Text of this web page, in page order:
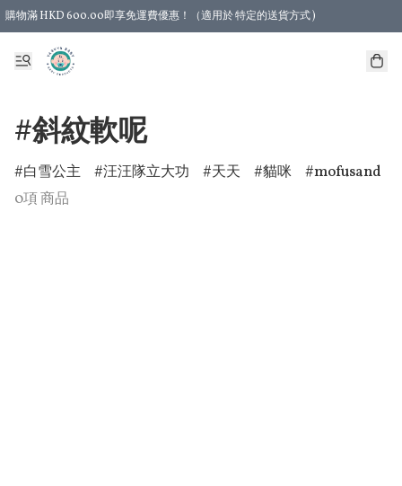
購物滿 HKD 600.00即享免運費優惠！（適用於 特定的送貨方式 )
#斜紋軟呢
白雪公主 汪汪隊立大功 天天 貓咪
mofusand
0項 商品